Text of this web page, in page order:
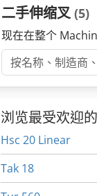
二手伸缩叉(5)
现在在整个
浏览最受欢迎
Hsc 20 Linear
Tak 18